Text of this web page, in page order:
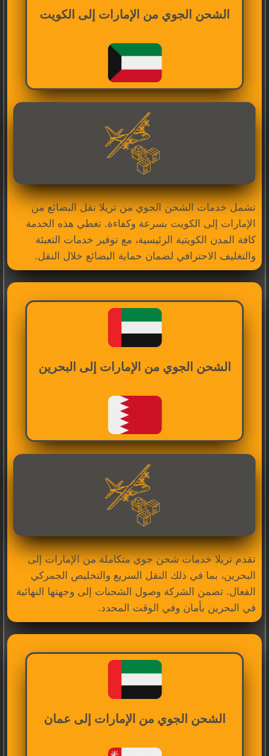
الشحن الجوي من الإمارات إلى الكويت
تشمل خدمات الشحن الجوي من تريلا نقل البضائع من
الإمارات إلى الكويت بسرعة وكفاءة. تغطي هذه الخدمة
كافة المدن الكويتية الرئيسية، مع توفير خدمات التعبئة
والتغليف الاحترافي لضمان حماية البضائع خلال النقل.
الشحن الجوي من الإمارات إلى البحرين
تقدم تريلا خدمات شحن جوي متكاملة من الإمارات إلى
البحرين، بما في ذلك النقل السريع والتخليص الجمركي
الفعال. تضمن الشركة وصول الشحنات إلى وجهتها النهائية
في البحرين بأمان وفي الوقت المحدد.
الشحن الجوي من الإمارات إلى عمان